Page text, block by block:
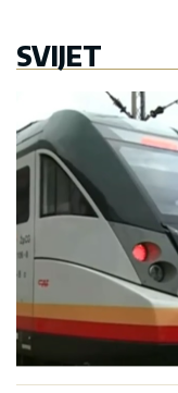
SVIJET